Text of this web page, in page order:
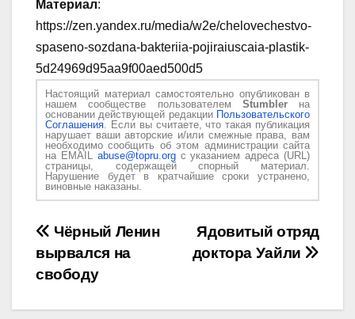
Материал:
https://zen.yandex.ru/media/w2e/chelovechestvo-
spaseno-sozdana-bakteriia-pojiraiuscaia-plastik-
5d24969d95aa9f00aed500d5
Настоящий материал самостоятельно опубликован в
нашем сообществе пользователем Stumblerна
основании действующей редакции Пользовательского
Соглашения. Если вы считаете, что такая публикация
нарушает ваши авторские и/или смежные права, вам
необходимо сообщить об этом администрации сайта
на EMAIL abuse@topru.orgс указанием адреса (URL)
страницы, содержащей спорный материал.
Нарушение будет в кратчайшие сроки устранено,
виновные наказаны.
Навигация
по
записям
Ядовитый отряд
доктора Уайли
Чёрный Ленин
вырвался на
свободу